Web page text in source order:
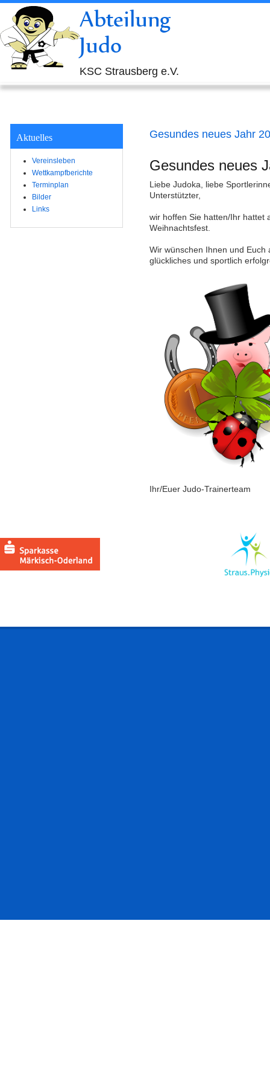
Abteilung
Judo
KSC Strausberg e.V.
Aktuelles
Vereinsleben
Wettkampfberichte
Terminplan
Bilder
Links
Gesundes neues Jahr
Gesundes neues
Liebe Judoka, liebe
Unterstützter,
wir hoffen Sie hatten/Ihr hattet
Weihnachtsfest.
Wir wünschen Ihnen und
glückliches und sportlich
Ihr/Euer Judo-Trainerteam